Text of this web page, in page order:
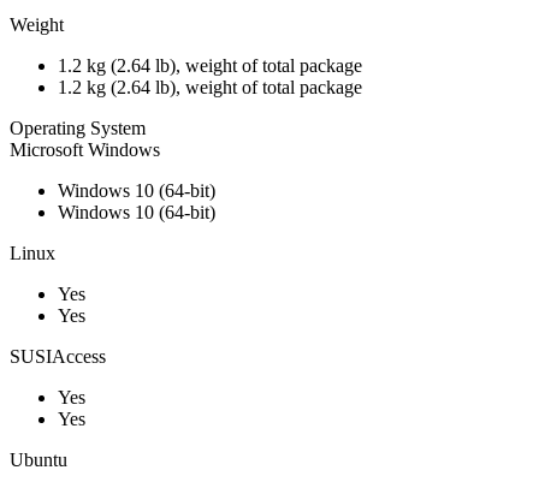
Weight
1.2 kg (2.64 lb), weight of total package
1.2 kg (2.64 lb), weight of total package
Operating System
Microsoft Windows
Windows 10 (64-bit)
Windows 10 (64-bit)
Linux
Yes
Yes
SUSIAccess
Yes
Yes
Ubuntu